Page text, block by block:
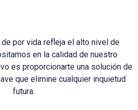
por vida refleja el alto nivel de
en la calidad de nuestro
es proporcionarte una solución de
que elimine cualquier inquietud
futura.